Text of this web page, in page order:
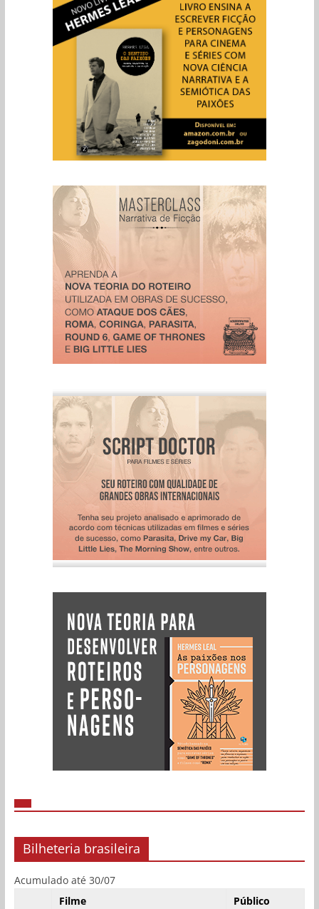
Bilheteria brasileira
Acumulado até 30/07
Filme
Público